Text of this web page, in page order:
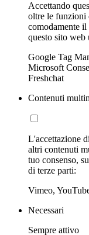
Accettando
oltre le funzioni
comodamente
questo sito web
Google Tag
Microsoft
Freshchat
Contenuti
L'accettazione
altri contenuti
tuo consenso,
di terze parti:
Vimeo,
Necessari
Sempre attivo